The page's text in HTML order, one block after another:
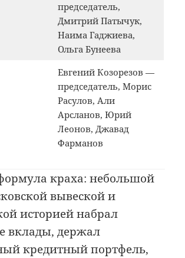
председатель,
Дмитрий Патычук,
Наима Гаджиева,
Ольга Бунеева
Евгений Козорезов —
председатель, Морис
Расулов, Али
Арсланов, Юрий
Леонов, Джавад
Фарманов
краха: небольшой
вывеской и
историей набрал
вклады, держал
кредитный портфель,